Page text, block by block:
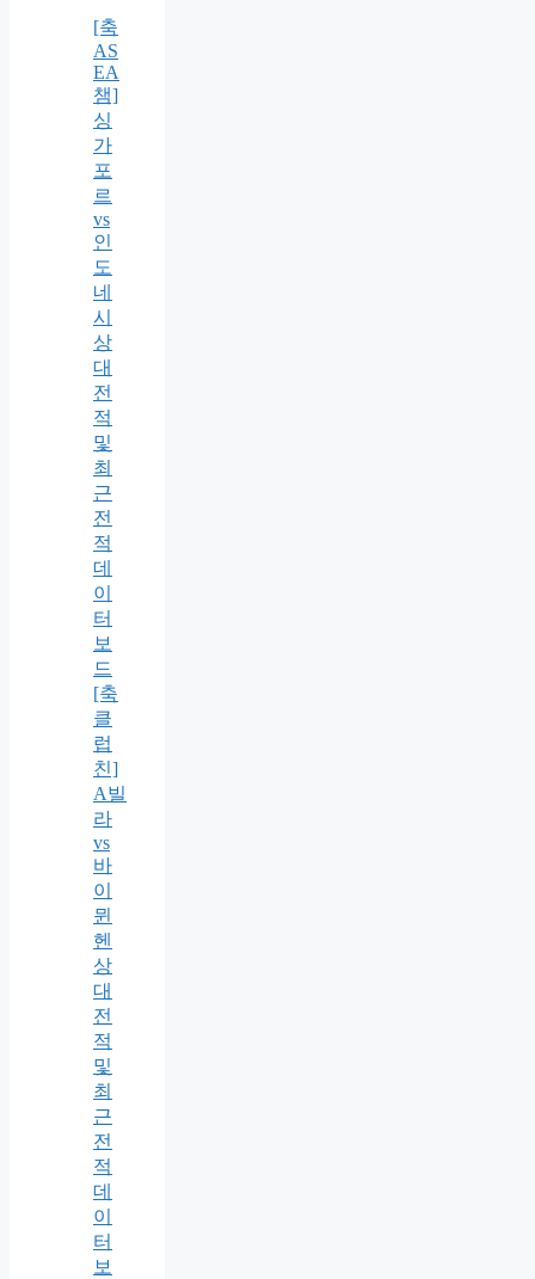
[축
AS
EA
챔]
싱
가
포
르
vs
인
도
네
시
상
대
전
적
및
최
근
전
적
데
이
터
보
드
[축
클
럽
친]
A빌
라
vs
바
이
뮌
헨
상
대
전
적
및
최
근
전
적
데
이
터
보